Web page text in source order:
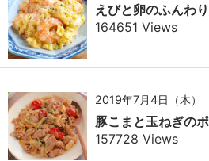
えびと卵のふんわ
164651 Views
2019年7月4日（木）
豚こまと玉ねぎの
157728 Views